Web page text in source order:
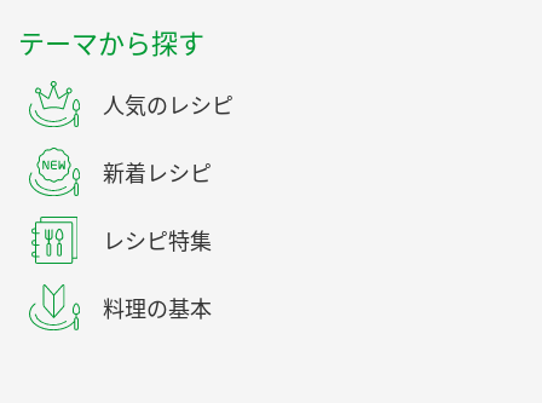
テーマから探す
人気のレシピ
新着レシピ
レシピ特集
料理の基本